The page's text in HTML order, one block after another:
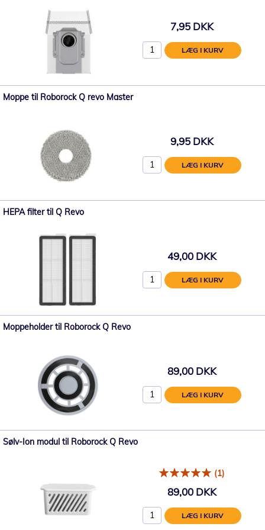
7,95 DKK
LÆG I KURV
Moppe til Roborock Q revo Master
9,95 DKK
LÆG I KURV
HEPA filter til Q Revo
49,00 DKK
LÆG I KURV
Moppeholder til Roborock Q Revo
89,00 DKK
LÆG I KURV
Sølv-Ion modul til Roborock Q Revo
(1)
89,00 DKK
LÆG I KURV